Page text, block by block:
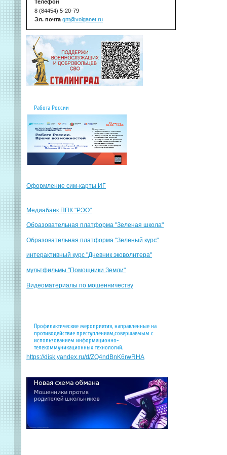
Телефон
8 (84454) 5-20-79
Эл. почта gnt@volganet.ru
Работа России
Оформление сим-карты ИГ
Медиабанк ППК "РЭО"
Образовательная платформа "Зеленая школа"
Образовательная платформа "Зеленый курс"
интерактивный курс "Дневник эковолнтера"
мультфильмы "Помощники Земли"
Видеоматериалы по мошенничеству
Профилактические мероприятия, направленные на
противодействие преступлениям,совершаемым с
использованием информационно-
телекоммуникационных технологий.
https://disk.yandex.ru/d/ZQ4ndBnK6rwRHA